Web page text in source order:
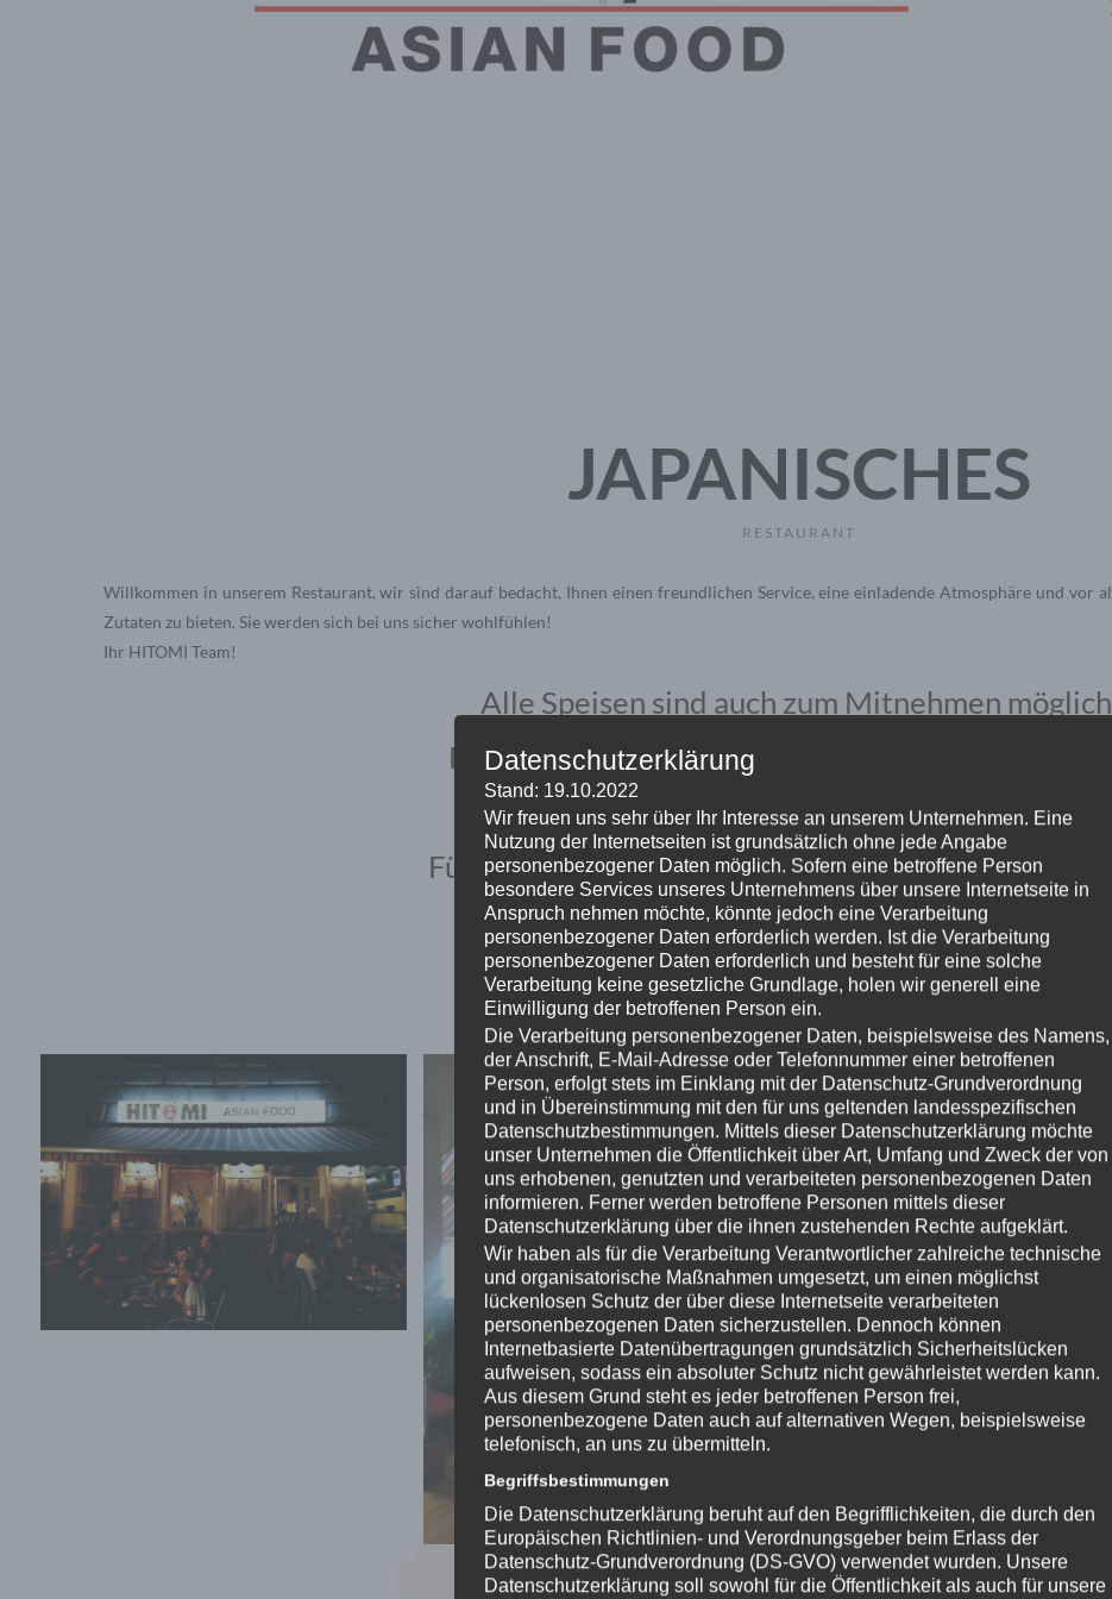
JAPANISCHES
RESTAURANT
Willkommen in unserem Restaurant, wir sind darauf bedacht, Ihnen einen freundlichen Service, eine einladende Atmosphäre und vor
Zutaten zu bieten. Sie werden sich bei uns sicher wohlfühlen!
Ihr HITOMI Team!
Alle Speisen sind auch zum Mitnehmen
Für Selbstabholungen Landstraßer Hauptstraße
Tel.: (+43) 0660 8885688
Für Onlinebestellungen gibt es: Mjamund
Hitomi 1030
Datenschutzerklärung
Stand: 19.10.2022
Wir freuen uns sehr über Ihr Interesse an unserem Unternehmen. Eine
Nutzung der Internetseiten ist grundsätzlich ohne jede Angabe
personenbezogener Daten möglich. Sofern eine betroffene Person
besondere Services unseres Unternehmens über unsere Internetseite in
Anspruch nehmen möchte, könnte jedoch eine Verarbeitung
personenbezogener Daten erforderlich werden. Ist die Verarbeitung
personenbezogener Daten erforderlich und besteht für eine solche
Verarbeitung keine gesetzliche Grundlage, holen wir generell eine
Einwilligung der betroffenen Person ein.
Die Verarbeitung personenbezogener Daten, beispielsweise des Namens,
der Anschrift, E-Mail-Adresse oder Telefonnummer einer betroffenen
Person, erfolgt stets im Einklang mit der Datenschutz-Grundverordnung
und in Übereinstimmung mit den für uns geltenden landesspezifischen
Datenschutzbestimmungen. Mittels dieser Datenschutzerklärung möchte
unser Unternehmen die Öffentlichkeit über Art, Umfang und Zweck der von
uns erhobenen, genutzten und verarbeiteten personenbezogenen Daten
informieren. Ferner werden betroffene Personen mittels dieser
Datenschutzerklärung über die ihnen zustehenden Rechte aufgeklärt.
Wir haben als für die Verarbeitung Verantwortlicher zahlreiche technische
und organisatorische Maßnahmen umgesetzt, um einen möglichst
lückenlosen Schutz der über diese Internetseite verarbeiteten
personenbezogenen Daten sicherzustellen. Dennoch können
Internetbasierte Datenübertragungen grundsätzlich Sicherheitslücken
aufweisen, sodass ein absoluter Schutz nicht gewährleistet werden kann.
Aus diesem Grund steht es jeder betroffenen Person frei,
personenbezogene Daten auch auf alternativen Wegen, beispielsweise
telefonisch, an uns zu übermitteln.
Begriffsbestimmungen
Die Datenschutzerklärung beruht auf den Begrifflichkeiten, die durch den
Europäischen Richtlinien- und Verordnungsgeber beim Erlass der
Datenschutz-Grundverordnung (DS-GVO) verwendet wurden. Unsere
Datenschutzerklärung soll sowohl für die Öffentlichkeit als auch für unsere